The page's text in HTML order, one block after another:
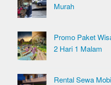
Murah
Promo Paket
2 Hari 1 Malam
Rental Sewa